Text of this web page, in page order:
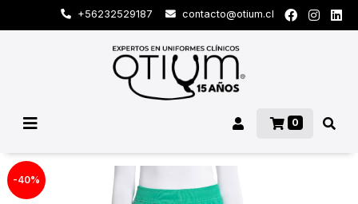
+56232529187 contacto@otium.cl
0
-40%